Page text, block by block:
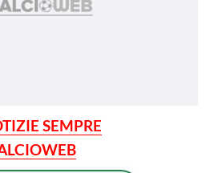
SEMPRE